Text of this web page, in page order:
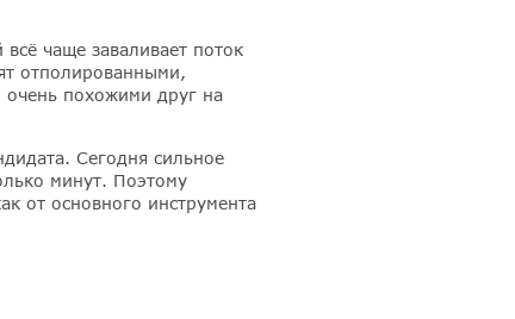
чаще заваливает поток
отполированными,
похожими друг на
Сегодня сильное
минут. Поэтому
от основного инструмента